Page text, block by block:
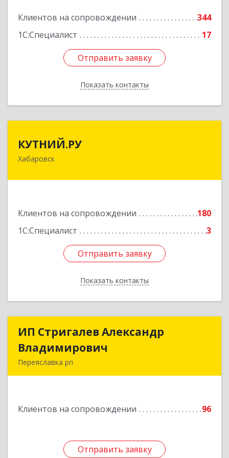
Клиентов на сопровождении
344
1С:Специалист
17
Отправить заявку
Показать контакты
Подробнее
Отправить заявку
Назад
КУТНИЙ.РУ
Хабаровск
Клиентов на сопровождении
180
1С:Специалист
3
Отправить заявку
Показать контакты
680007, Хабаровский край, Хабаровск г,
Отправить заявку
Назад
ИП Стригалев Александр
Владимирович
Переяславка рп
Клиентов на сопровождении 96
Отправить заявку
ИП Стригалев Александр
Подробнее
Отправить заявку